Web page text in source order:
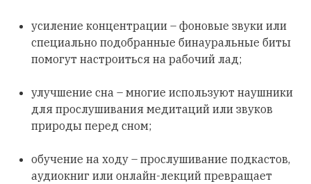
усиление концентрации – фоновые звуки или
специально подобранные бинауральные биты
помогут настроиться на рабочий лад;
улучшение сна – многие используют наушники
для прослушивания медитаций или звуков
природы перед сном;
обучение на ходу – прослушивание подкастов,
аудиокниг или онлайн-лекций превращает